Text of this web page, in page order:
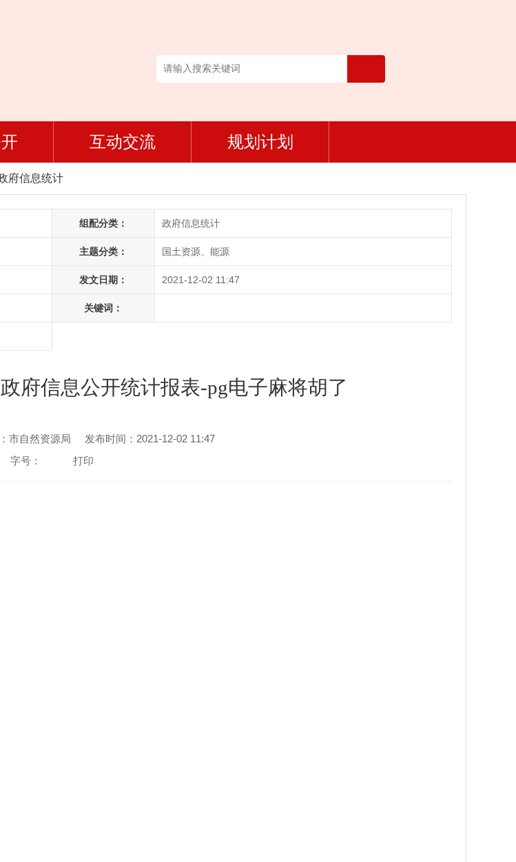
互动交流 规划计划
府信息统计
组配分类： 政府信息统计
主题分类： 国土资源、能源
发文日期： 2021-12-02 11:47
关键词：
府信息公开统计报表-pg电子麻将胡了
市自然资源局
发布时间：2021-12-02 11:47
字号：
打印